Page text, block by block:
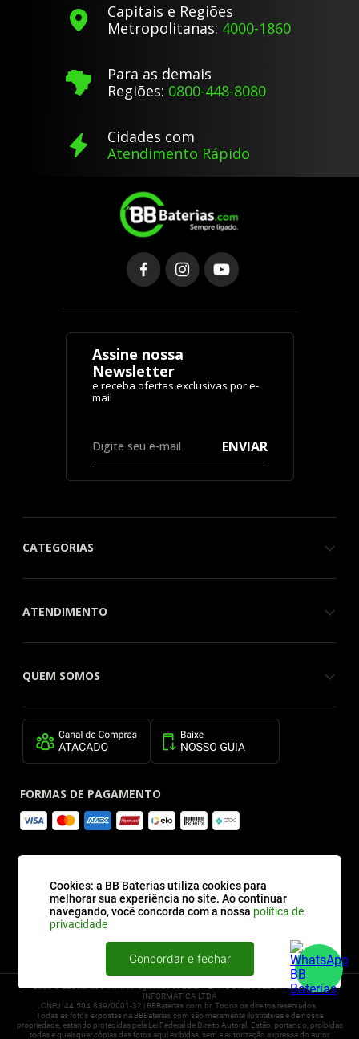
Cookies: a BB Baterias utiliza cookies para
melhorar sua experiência no site. Ao continuar
navegando, você concorda com a nossa política de
privacidade
Concordar e fechar
Capitais e Regiões
Metropolitanas: 4000-1860
Para as demais
Regiões: 0800-448-8080
Cidades com
Atendimento Rápido
Assine nossa
Newsletter
ENVIAR
CATEGORIAS
ATENDIMENTO
QUEM SOMOS
FORMAS DE PAGAMENTO
SITE SEGURO
2026 © BBBaterias® é marca registrada de BB BATERIAS SOLUCOES EM ENERGIA E
INFORMATICA LTDA
CNPJ: 44.504.839/0001-32 | BBBaterias.com.br. Todos os direitos reservados.
Todas as fotos expostas na BBBaterias.com são meramente ilustrativas e de nossa
propriedade, estando protegidas pela Lei Federal de Direito Autoral. Estão, portando, proibidas
todas e quaisquer cópias das fotos aqui exibidas, sem a autorização expressa do autor,